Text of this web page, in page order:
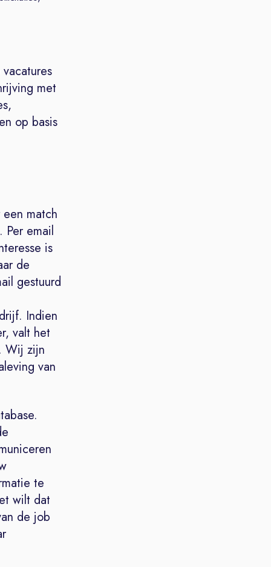
met
op basis
match
Per email
is
de
gestuurd
Indien
valt het
Wij zijn
van
te
wilt dat
de job